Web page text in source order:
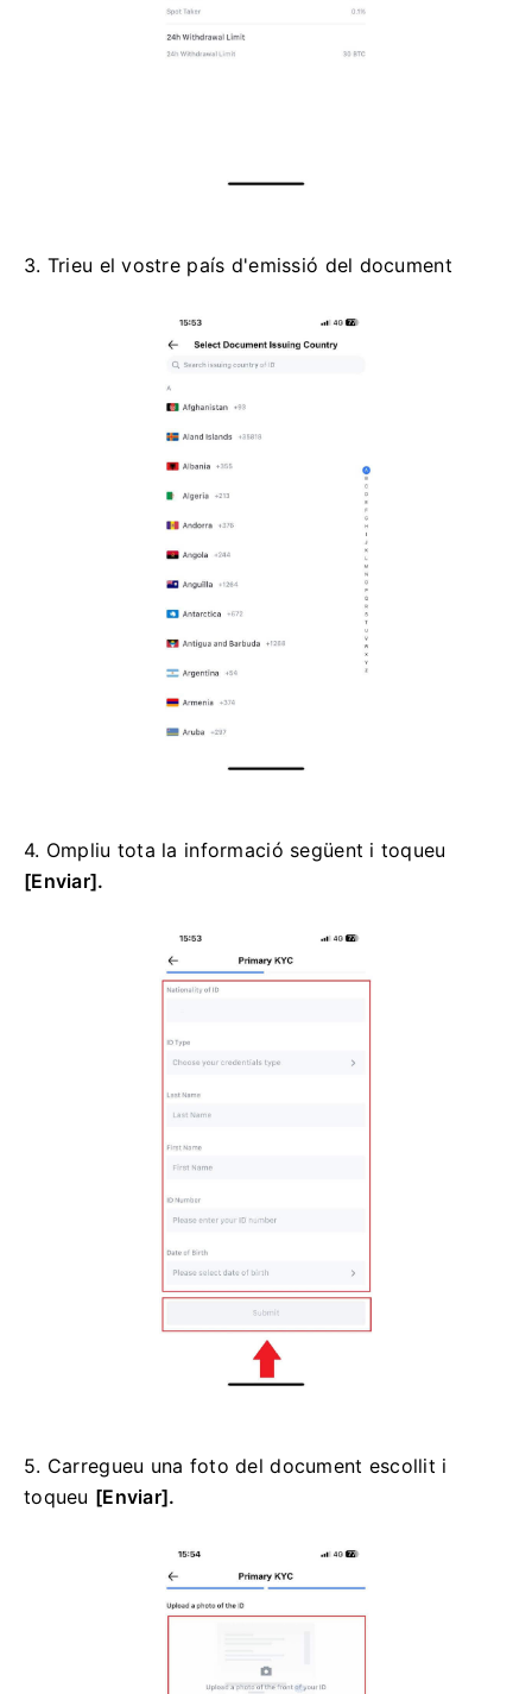
3. Trieu el vostre país d'emissió del document
4. Ompliu tota la informació següent i toqueu
[Enviar].
5. Carregueu una foto del document escollit i
toqueu [Enviar].